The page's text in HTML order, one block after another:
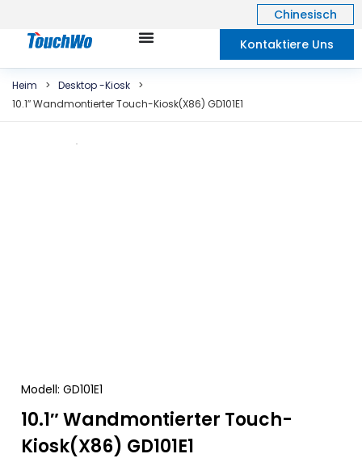
Chinesisch
Kontaktiere Uns
Heim > Desktop -Kiosk
>
10.1″ Wandmontierter Touch-Kiosk(X86) GD101E1
Modell: GD101E1
10.1″ Wandmontierter Touch-
Kiosk(X86) GD101E1